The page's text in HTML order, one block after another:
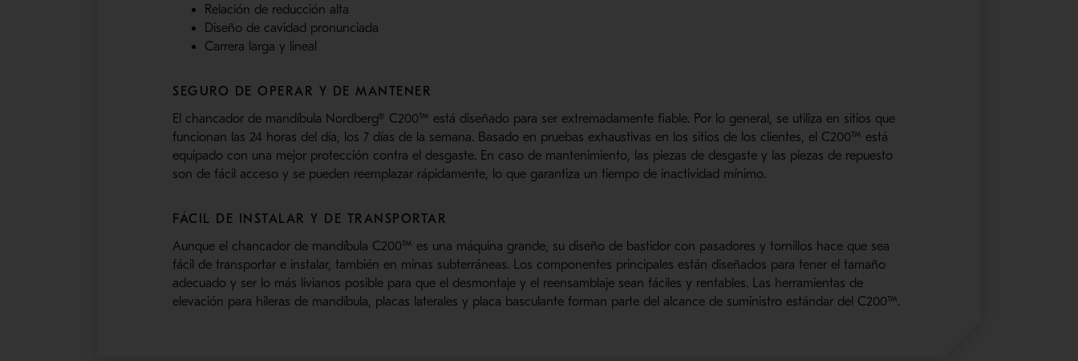
Relación de reducción alta
Diseño de cavidad pronunciada
Carrera larga y lineal
SEGURO DE OPERAR Y DE MANTENER
El chancador de mandíbula Nordberg® C200™ está diseñado para ser extremadamente fiable. Por lo general, se utiliza en sitios que
funcionan las 24 horas del día, los 7 días de la semana. Basado en pruebas exhaustivas en los sitios de los clientes, el C200™ está
equipado con una mejor protección contra el desgaste. En caso de mantenimiento, las piezas de desgaste y las piezas de repuesto
son de fácil acceso y se pueden reemplazar rápidamente, lo que garantiza un tiempo de inactividad mínimo.
FÁCIL DE INSTALAR Y DE TRANSPORTAR
Aunque el chancador de mandíbula C200™ es una máquina grande, su diseño de bastidor con pasadores y tornillos hace que sea
fácil de transportar e instalar, también en minas subterráneas. Los componentes principales están diseñados para tener el tamaño
adecuado y ser lo más livianos posible para que el desmontaje y el reensamblaje sean fáciles y rentables. Las herramientas de
elevación para hileras de mandíbula, placas laterales y placa basculante forman parte del alcance de suministro estándar del C200™.